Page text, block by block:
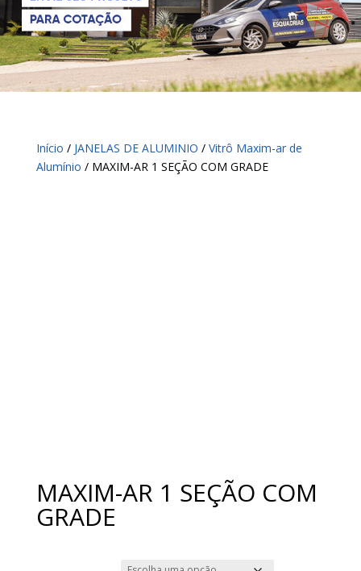
Início / JANELAS DE ALUMINIO / Vitrô Maxim-ar de
Alumínio / MAXIM-AR 1 SEÇÃO COM GRADE
MAXIM-AR 1 SEÇÃO COM
GRADE